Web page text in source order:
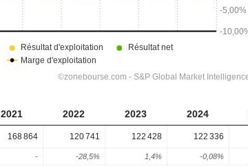
2021 2022 2023 2024
168 864 120 741 122 428 122 336
- -28,5% 1,4% -0,08%